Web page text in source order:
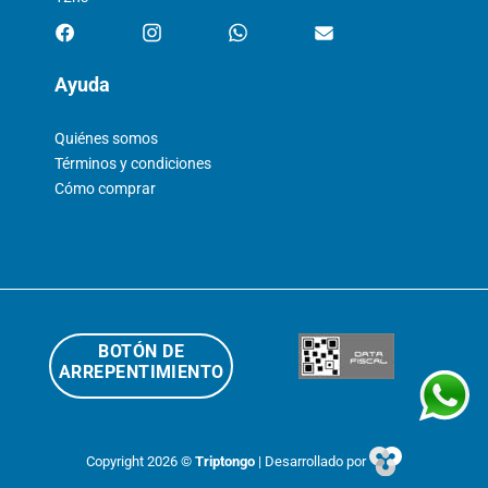
Ayuda
Quiénes somos
Términos y condiciones
Cómo comprar
BOTÓN DE
ARREPENTIMIENTO
Copyright 2026 © Triptongo | Desarrollado por